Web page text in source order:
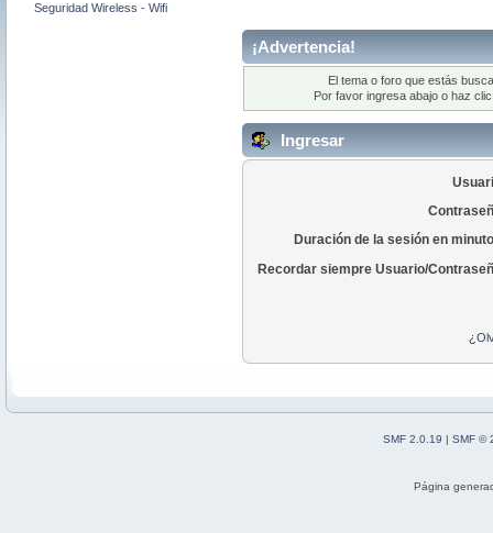
Seguridad Wireless - Wifi
¡Advertencia!
El tema o foro que estás
Por favor ingresa abajo o haz
Ingresar
Duración de la sesión en
Recordar siempre Usuario/
SMF 2.0.19 | SMF ©
Página